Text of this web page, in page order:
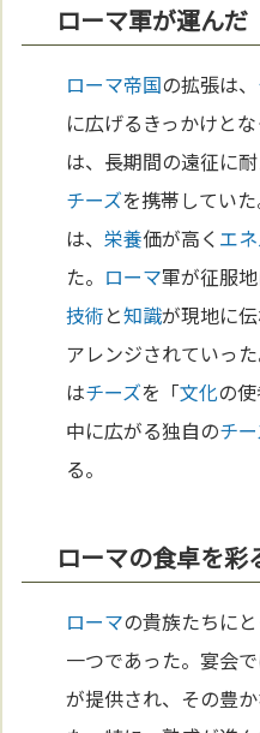
ローマ軍が運んだ
ローマ帝国の拡張は、
に広げるきっかけとな
は、長期間の遠征に
チーズを携帯してい
は、栄養価が高く エ
た。 ローマ軍が征服地
技術と知識が現地に
アレンジされていった
はチーズを「文化の
中に広がる独自のチ
る。
ローマの食卓を彩
ローマの貴族たちにと
一つであった。宴会
が提供され、その豊